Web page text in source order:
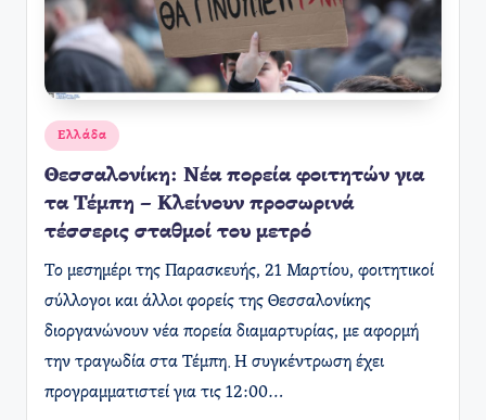
Αναρτήθηκε
Ελλάδα
Θεσσαλονίκη: Νέα πορεία φοιτητών για
τα Τέμπη – Κλείνουν προσωρινά
τέσσερις σταθμοί του μετρό
​Το μεσημέρι της Παρασκευής, 21 Μαρτίου, φοιτητικοί
σύλλογοι και άλλοι φορείς της Θεσσαλονίκης
διοργανώνουν νέα πορεία διαμαρτυρίας, με αφορμή
την τραγωδία στα Τέμπη. Η συγκέντρωση έχει
προγραμματιστεί για τις 12:00…